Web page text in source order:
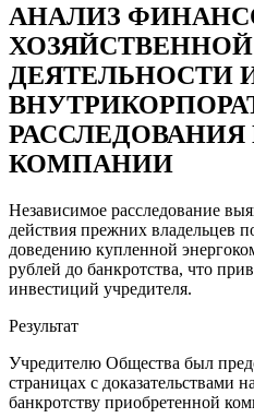
АНАЛИЗ
ХОЗЯЙСТВЕННОЙ
ДЕЯТЕЛЬНОСТИ
КОМПАНИИ
Независимое расследование
действия прежних владельцев
доведению купленной
рублей до банкротства, что
инвестиций учредителя.
Результат
Учредителю Общества был
страницах с доказательствами
банкротству приобретенной